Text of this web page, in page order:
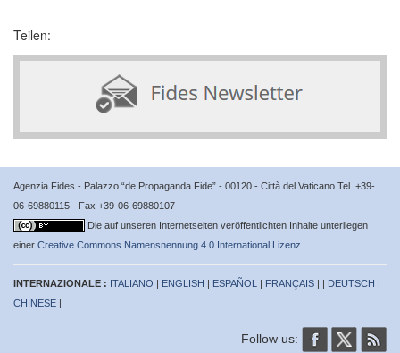
Teilen:
Agenzia Fides - Palazzo “de Propaganda Fide” - 00120 - Città del Vaticano Tel. +39-
06-69880115 - Fax +39-06-69880107
Die auf unseren Internetseiten veröffentlichten Inhalte unterliegen
einer Creative Commons Namensnennung 4.0 International Lizenz
INTERNAZIONALE : ITALIANO | ENGLISH | ESPAÑOL | FRANÇAIS | | DEUTSCH |
CHINESE |
Follow us: